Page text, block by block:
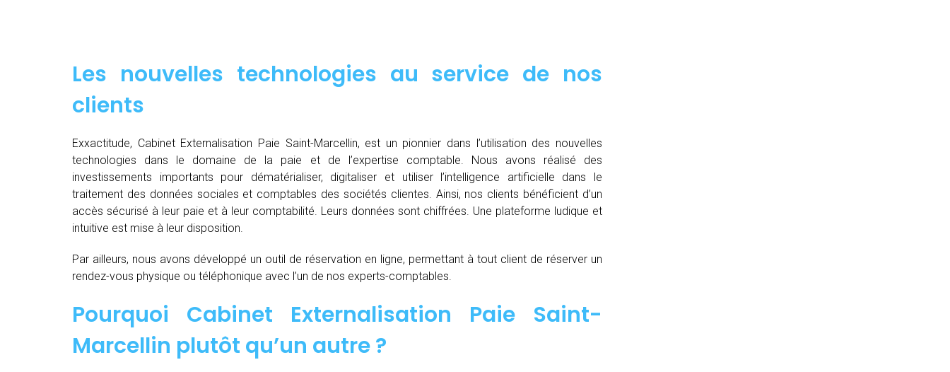
Les nouvelles technologies au service de nos
clients
Exxactitude, Cabinet Externalisation Paie Saint-Marcellin, est un pionnier dans l’utilisation des nouvelles
technologies dans le domaine de la paie et de l’expertise comptable. Nous avons réalisé des
investissements importants pour dématérialiser, digitaliser et utiliser l’intelligence artificielle dans le
traitement des données sociales et comptables des sociétés clientes. Ainsi, nos clients bénéficient d’un
accès sécurisé à leur paie et à leur comptabilité. Leurs données sont chiffrées. Une plateforme ludique et
intuitive est mise à leur disposition.
Par ailleurs, nous avons développé un outil de réservation en ligne, permettant à tout client de réserver un
rendez-vous physique ou téléphonique avec l’un de nos experts-comptables.
Pourquoi Cabinet Externalisation Paie Saint-
Marcellin plutôt qu’un autre ?